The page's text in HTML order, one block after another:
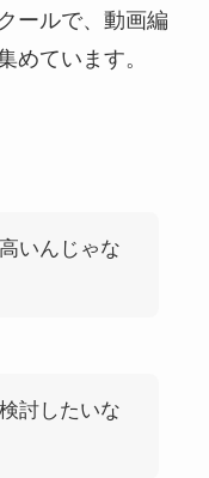
ールで、動画編
めています。
いんじゃな
討したいな